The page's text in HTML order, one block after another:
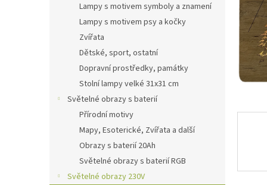
Lampy s motivem symboly a znamení
Lampy s motivem psy a kočky
Zvířata
Dětské, sport, ostatní
Dopravní prostředky, památky
Stolní lampy velké 31x31 cm
Světelné obrazy s baterií
Přírodní motivy
Mapy, Esoterické, Zvířata a další
Obrazy s baterií 20Ah
Světelné obrazy s baterií RGB
Světelné obrazy 230V